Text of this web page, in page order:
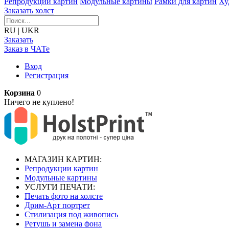
Заказать холст
RU | UKR
Заказать
Заказ в ЧАТе
Вход
Регистрация
Корзина 0
Ничего не куплено!
МАГАЗИН КАРТИН:
Репродукции картин
Модульные картины
УСЛУГИ ПЕЧАТИ:
Печать фото на холсте
Дрим-Арт портрет
Стилизация под живопись
Ретушь и замена фона